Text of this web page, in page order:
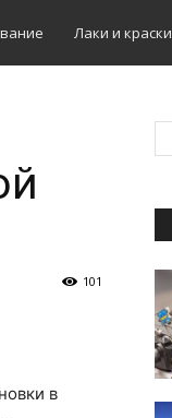
Лаки и краски
101
в